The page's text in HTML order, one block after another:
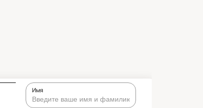
Имя